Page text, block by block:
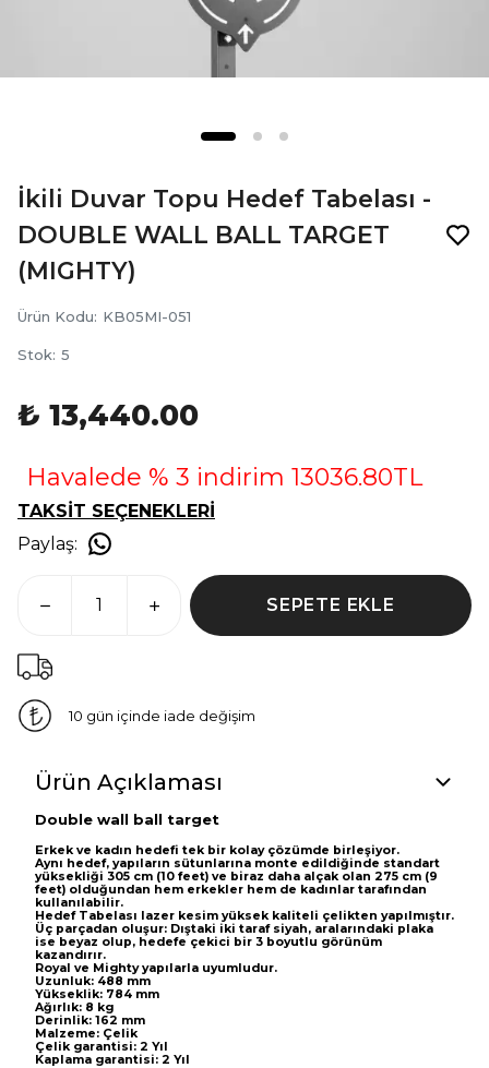
İkili Duvar Topu Hedef Tabelası -
DOUBLE WALL BALL TARGET
(MIGHTY)
Ürün Kodu: KB05MI-051
Stok: 5
₺ 13,440.00
Havalede % 3 indirim 13036.80TL
TAKSİT SEÇENEKLERİ
Paylaş:
SEPETE EKLE
10 gün içinde iade değişim
Ürün Açıklaması
Double wall ball target
Erkek ve kadın hedefi tek bir kolay çözümde birleşiyor.
Aynı hedef, yapıların sütunlarına monte edildiğinde standart
yüksekliği 305 cm (10 feet) ve biraz daha alçak olan 275 cm (9
feet) olduğundan hem erkekler hem de kadınlar tarafından
kullanılabilir.
Hedef Tabelası lazer kesim yüksek kaliteli çelikten yapılmıştır.
Üç parçadan oluşur: Dıştaki iki taraf siyah, aralarındaki plaka
ise beyaz olup, hedefe çekici bir 3 boyutlu görünüm
kazandırır.
Royal ve Mighty yapılarla uyumludur.
Uzunluk: 488 mm
Yükseklik: 784 mm
Ağırlık: 8 kg
Derinlik: 162 mm
Malzeme: Çelik
Çelik garantisi: 2 Yıl
Kaplama garantisi: 2 Yıl